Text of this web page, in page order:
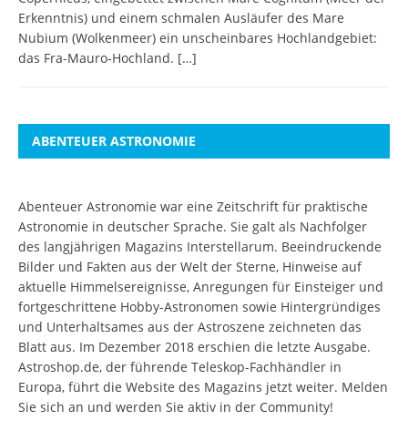
Erkenntnis) und einem schmalen Ausläufer des Mare
Nubium (Wolkenmeer) ein unscheinbares Hochlandgebiet:
das Fra-Mauro-Hochland. […]
ABENTEUER ASTRONOMIE
Abenteuer Astronomie war eine Zeitschrift für praktische
Astronomie in deutscher Sprache. Sie galt als Nachfolger
des langjährigen Magazins Interstellarum. Beeindruckende
Bilder und Fakten aus der Welt der Sterne, Hinweise auf
aktuelle Himmelsereignisse, Anregungen für Einsteiger und
fortgeschrittene Hobby-Astronomen sowie Hintergründiges
und Unterhaltsames aus der Astroszene zeichneten das
Blatt aus. Im Dezember 2018 erschien die letzte Ausgabe.
Astroshop.de, der führende Teleskop-Fachhändler in
Europa, führt die Website des Magazins jetzt weiter. Melden
Sie sich an und werden Sie aktiv in der Community!